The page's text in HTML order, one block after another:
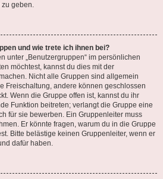
zu geben.
und wie trete ich ihnen bei?
unter „Benutzergruppen“ im persönlichen
möchtest, kannst du dies mit der
Nicht alle Gruppen sind allgemein
Freischaltung, andere können geschlossen
Wenn die Gruppe offen ist, kannst du ihr
Funktion beitreten; verlangt die Gruppe eine
für sie bewerben. Ein Gruppenleiter muss
Er könnte fragen, warum du in die Gruppe
Bitte belästige keinen Gruppenleiter, wenn er
dafür haben.